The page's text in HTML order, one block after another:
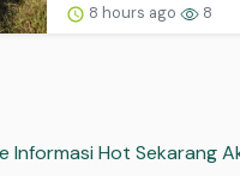
8 hours ago 8
Informasi Hot Sekarang